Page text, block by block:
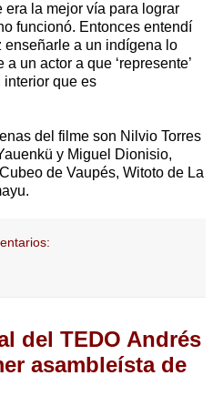
la mejor vía para lograr
funcionó. Entonces entendí
enseñarle a un indígena lo
un actor a que ‘represente’
interior que es
del filme son Nilvio Torres
y Miguel Dionisio,
de Vaupés, Witoto de La
del TEDO Andrés
asambleísta de